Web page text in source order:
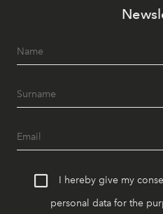
geceye taşıyarak her hafta
I hereby give my
personal data for the